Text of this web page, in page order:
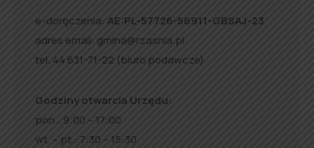
e-doręczenia: AE:PL-57726-56911-GBSAJ-23
adres email: gmina@rzasnia.pl
tel. 44 631-71-22 (biuro podawcze)
Godziny otwarcia Urzędu:
pon.: 9:00 – 17:00
wt. – pt.: 7:30 – 15:30